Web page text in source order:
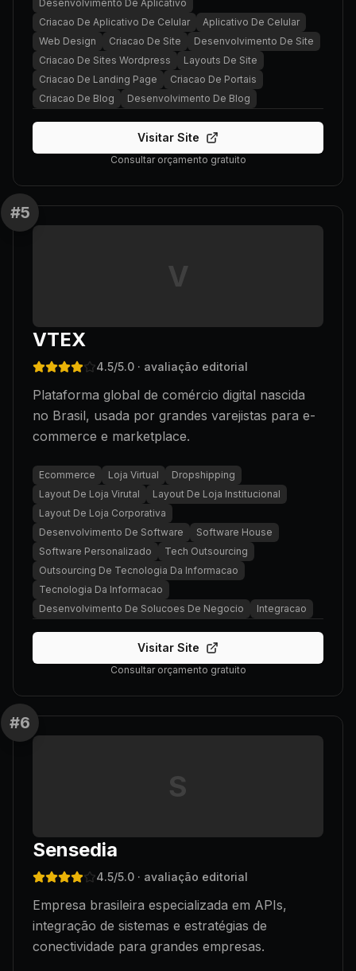
Desenvolvimento De Aplicativo
Criacao De Aplicativo De Celular
Aplicativo De Celular
Web Design
Criacao De Site
Desenvolvimento De Site
Criacao De Sites Wordpress
Layouts De Site
Criacao De Landing Page
Criacao De Portais
Criacao De Blog
Desenvolvimento De Blog
Visitar Site
Consultar orçamento gratuito
#5
V
VTEX
4.5/5.0 · avaliação editorial
Plataforma global de comércio digital nascida
no Brasil, usada por grandes varejistas para e-
commerce e marketplace.
Ecommerce Loja Virtual
Dropshipping
Layout De Loja Virutal
Layout De Loja Institucional
Layout De Loja Corporativa
Desenvolvimento De Software
Software House
Software Personalizado
Tech Outsourcing
Outsourcing De Tecnologia Da Informacao
Tecnologia Da Informacao
Desenvolvimento De Solucoes De Negocio
Integracao
Visitar Site
Consultar orçamento gratuito
#6
S
Sensedia
4.5/5.0 · avaliação editorial
Empresa brasileira especializada em APIs,
integração de sistemas e estratégias de
conectividade para grandes empresas.